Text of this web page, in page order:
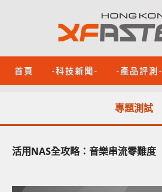
首頁 -科技新聞- -產品評測-
專題測試
活用NAS全攻略：音樂串流零難度